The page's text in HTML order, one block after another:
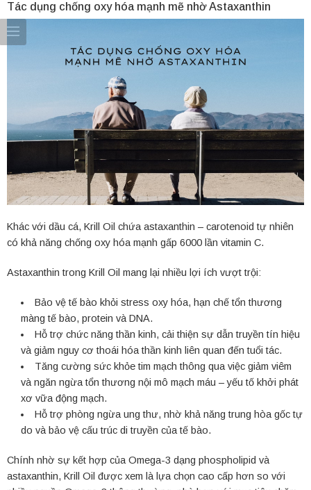
Tác dụng chống oxy hóa mạnh mẽ nhờ Astaxanthin
Khác với dầu cá, Krill Oil chứa astaxanthin – carotenoid tự nhiên
có khả năng chống oxy hóa mạnh gấp 6000 lần vitamin C.
Astaxanthin trong Krill Oil mang lại nhiều lợi ích vượt trội:
Bảo vệ tế bào khỏi stress oxy hóa, hạn chế tổn thương
màng tế bào, protein và DNA.
Hỗ trợ chức năng thần kinh, cải thiện sự dẫn truyền tín hiệu
và giảm nguy cơ thoái hóa thần kinh liên quan đến tuổi tác.
Tăng cường sức khỏe tim mạch thông qua việc giảm viêm
và ngăn ngừa tổn thương nội mô mạch máu – yếu tố khởi phát
xơ vữa động mạch.
Hỗ trợ phòng ngừa ung thư, nhờ khả năng trung hòa gốc tự
do và bảo vệ cấu trúc di truyền của tế bào.
Chính nhờ sự kết hợp của Omega-3 dạng phospholipid và
astaxanthin, Krill Oil được xem là lựa chọn cao cấp hơn so với